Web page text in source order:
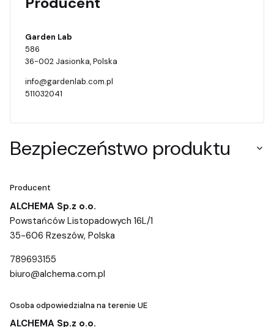
Garden Lab
586
36-002 Jasionka, Polska
info@gardenlab.com.pl
511032041
Bezpieczeństwo produktu
Producent
ALCHEMA Sp.z o.o.
Powstańców Listopadowych 16L/1
35-606 Rzeszów, Polska
789693155
biuro@alchema.com.pl
Osoba odpowiedzialna na terenie UE
ALCHEMA Sp.z o.o.